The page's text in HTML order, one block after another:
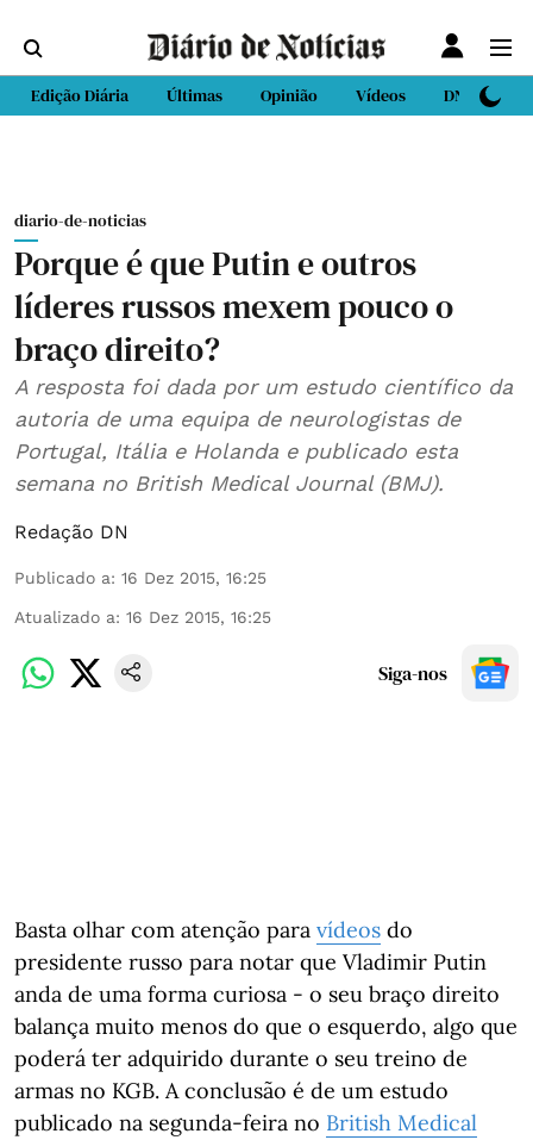
Edição Diária Últimas Opinião Vídeos DN Sport
diario-de-noticias
Porque é que Putin e outros
líderes russos mexem pouco o
braço direito?
A resposta foi dada por um estudo científico da
autoria de uma equipa de neurologistas de
Portugal, Itália e Holanda e publicado esta
semana no British Medical Journal (BMJ).
Redação DN
Publicado a: 16 Dez 2015, 16:25
Atualizado a: 16 Dez 2015, 16:25
Siga-nos
Basta olhar com atenção para vídeos do
presidente russo para notar que Vladimir Putin
anda de uma forma curiosa - o seu braço direito
balança muito menos do que o esquerdo, algo que
poderá ter adquirido durante o seu treino de
armas no KGB. A conclusão é de um estudo
publicado na segunda-feira no British Medical